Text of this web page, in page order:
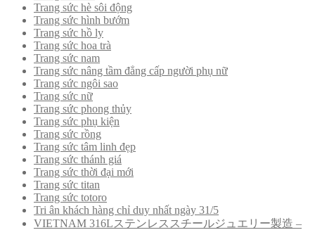
Trang sức hè sôi động
Trang sức hình bướm
Trang sức hồ ly
Trang sức hoa trà
Trang sức nam
Trang sức nâng tầm đẳng cấp người phụ nữ
Trang sức ngôi sao
Trang sức nữ
Trang sức phong thủy
Trang sức phụ kiện
Trang sức rồng
Trang sức tâm linh đẹp
Trang sức thánh giá
Trang sức thời đại mới
Trang sức titan
Trang sức totoro
Tri ân khách hàng chỉ duy nhất ngày 31/5
VIETNAM 316Lステンレススチールジュエリー製造 –